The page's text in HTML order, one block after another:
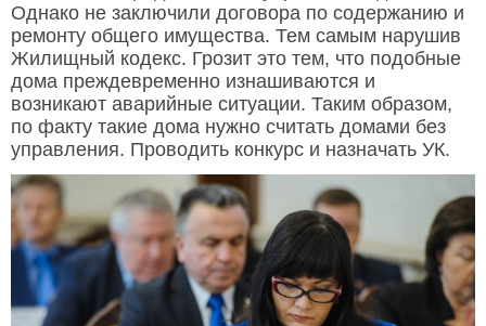
Однако не заключили договора по содержанию и
ремонту общего имущества. Тем самым нарушив
Жилищный кодекс. Грозит это тем, что подобные
дома преждевременно изнашиваются и
возникают аварийные ситуации. Таким образом,
по факту такие дома нужно считать домами без
управления. Проводить конкурс и назначать УК.